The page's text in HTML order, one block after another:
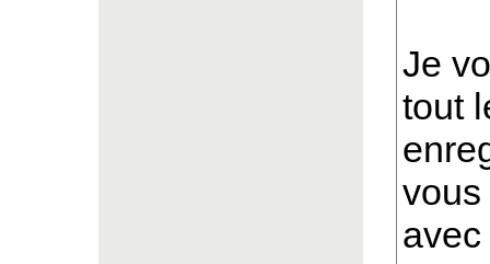
Je
tout